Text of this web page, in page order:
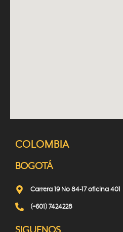
COLOMBIA
BOGOTÁ
Carrera 19 No 84-17 oficina 401
(+601) 7424228